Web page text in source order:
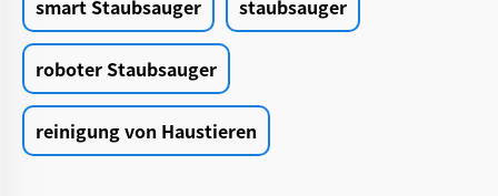
smart Staubsauger staubsauger
roboter Staubsauger
reinigung von Haustieren